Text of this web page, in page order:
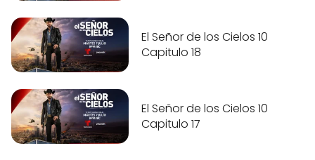
El Señor de los Cielos 10
Capitulo 18
El Señor de los Cielos 10
Capitulo 17